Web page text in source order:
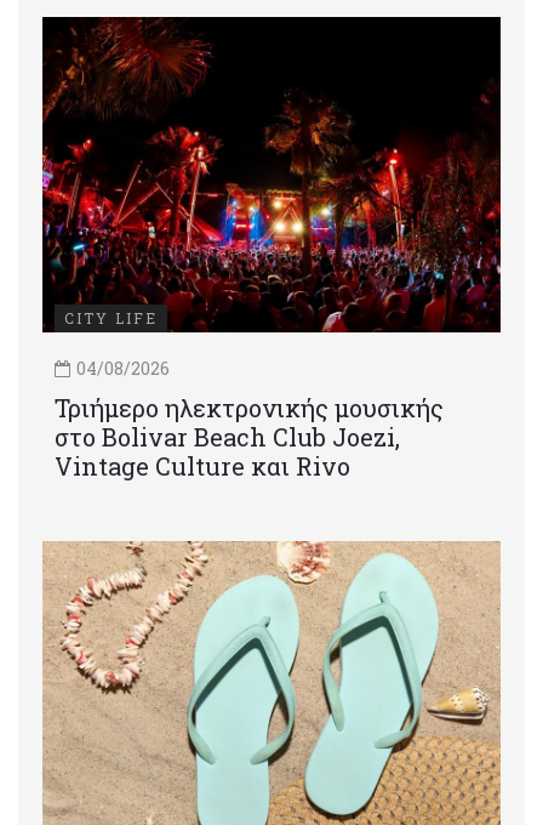
CITY LIFE
04/08/2026
Τριήμερο ηλεκτρονικής μουσικής
στο Bolivar Beach Club Joezi,
Vintage Culture και Rivo